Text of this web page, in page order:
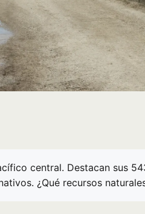
central. Destacan sus
¿Qué recursos